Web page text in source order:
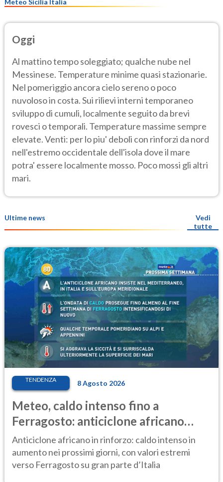
Oggi
Al mattino tempo soleggiato; qualche nube nel
Messinese. Temperature minime quasi stazionarie.
Nel pomeriggio ancora cielo sereno o poco
nuvoloso in costa. Sui rilievi interni temporaneo
sviluppo di cumuli, localmente seguito da brevi
rovesci o temporali. Temperature massime sempre
elevate. Venti: per lo piu' deboli con rinforzi da nord
nell'estremo occidentale dell'isola dove il mare
potra' essere localmente mosso. Poco mossi gli altri
mari.
Ultime news
Vedi
tutte
TENDENZA 8 Agosto 2026
Meteo, caldo intenso fino a
Ferragosto: anticiclone africano
ancora protagonista
Anticiclone africano in rinforzo: caldo intenso in
aumento nei prossimi giorni, con valori estremi
verso Ferragosto su gran parte d’Italia